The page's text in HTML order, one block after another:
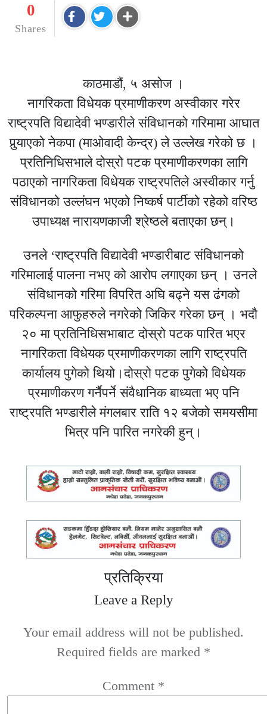
0
Shares
काठमाडौं, ५ असोज ।
नागरिकता विधेयक प्रमाणीकरण अस्वीकार गरेर
राष्ट्रपति विद्यादेवी भण्डारीले संविधानको गरिमामा आघात
पुर्‍याएको नेकपा (माओवादी केन्द्र) ले उल्लेख गरेको छ ।
प्रतिनिधिसभाले दोस्रो पटक प्रमाणीकरणका लागि
पठाएको नागरिकता विधेयक राष्ट्रपतिले अस्वीकार गर्नु
संविधानको उल्लंघन भएको निष्कर्ष पार्टीको रहेको वरिष्ठ
उपाध्यक्ष नारायणकाजी श्रेष्ठले बताएका छन्।
उनले ‘राष्ट्रपति विद्यादेवी भण्डारीबाट संविधानको
गरिमालाई पालना नभए को आरोप लगाएका छन् । उनले
संविधानको गरिमा विपरित अघि बढ्ने यस ढंगको
परिकल्पना आफुहरुले नगरेको जिकिर गरेका छन् । भदौ
२० मा प्रतिनिधिसभाबाट दोस्रो पटक पारित भएर
नागरिकता विधेयक प्रमाणीकरणका लागि राष्ट्रपति
कार्यालय पुगेको थियो।दोस्रो पटक पुगेको विधेयक
प्रमाणीकरण गर्नैपर्ने संवैधानिक बाध्यता भए पनि
राष्ट्रपति भण्डारीले मंगलबार राति १२ बजेको समयसीमा
भित्र पनि पारित नगरेकी हुन्।
प्रतिक्रिया
Leave a Reply
Your email address will not be published.
Required fields are marked *
Comment *